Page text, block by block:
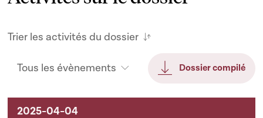
Trier les activités du dossier
Tous les évènements Dossier compilé
Activités sur le dossier